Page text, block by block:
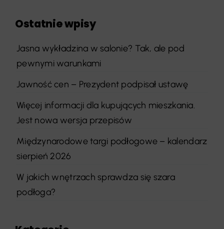
Ostatnie wpisy
Jasna wykładzina w salonie? Tak, ale pod
pewnymi warunkami
Jawność cen – Prezydent podpisał ustawę
Więcej informacji dla kupujących mieszkania.
Jest nowa wersja przepisów
Międzynarodowe targi podłogowe – kalendarz
sierpień 2026
W jakich wnętrzach sprawdza się szara
podłoga?